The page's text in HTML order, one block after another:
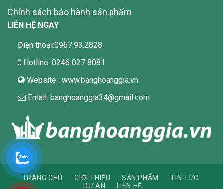
Chính sách bảo hành sản phẩm
LIÊN HỆ NGAY
Điện thoại:0967.93.2828
Hotline: 0246 027 8081
Website : www.banghoanggia.vn
Email: banghoanggia34@gmail.com
TRANG CHỦ GIỚI THIỆU SẢN PHẨM
TIN TỨC
DỰ ÁN
LIÊN HỆ